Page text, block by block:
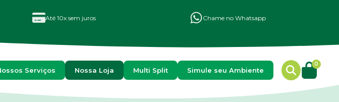
Até 10x sem juros Chame no Whatsapp
Serviços Nossa Loja Multi Split Simule seu Ambiente
0